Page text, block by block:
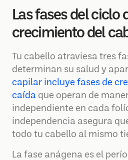
Las fases del ciclo
crecimiento del
Tu cabello atraviesa tres
determinan su salud y
capilar incluye fases de
caída que operan de
independiente en cada
independencia asegura
todo tu cabello al mismo
La fase anágena es el